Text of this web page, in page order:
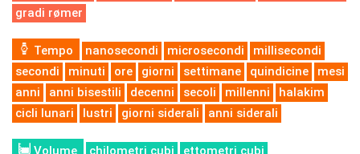
gradi rømer
Tempo nanosecondi microsecondi
millisecondi
secondi
minuti ore giorni settimane quindicine
mesi
anni
anni bisestili decenni secoli millenni
halakim
cicli lunari
lustri giorni siderali anni siderali
Volume chilometri cubi
ettometri cubi